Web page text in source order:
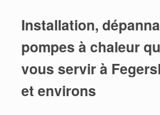
Installation,
pompes à chaleur
vous servir à
et environs